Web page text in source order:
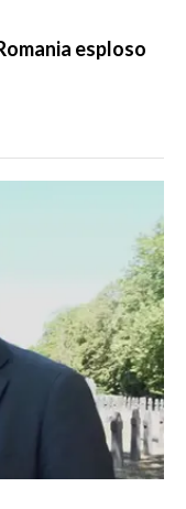
esploso